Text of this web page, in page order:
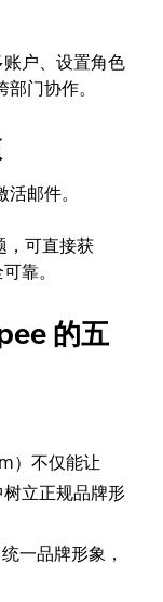
户、设置角色
门协作。
邮件。
，可直接获
靠。
的五
）不仅能让
立正规品牌形
一品牌形象，